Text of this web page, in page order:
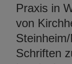
Praxis in
von
Schriften